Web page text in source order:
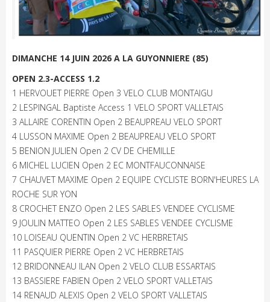
DIMANCHE 14 JUIN 2026 A LA GUYONNIERE (85)
OPEN 2.3-ACCESS 1.2
1 HERVOUET PIERRE Open 3 VELO CLUB MONTAIGU
2 LESPINGAL Baptiste Access 1 VELO SPORT VALLETAIS
3 ALLAIRE CORENTIN Open 2 BEAUPREAU VELO SPORT
4 LUSSON MAXIME Open 2 BEAUPREAU VELO SPORT
5 BENION JULIEN Open 2 CV DE CHEMILLE
6 MICHEL LUCIEN Open 2 EC MONTFAUCONNAISE
7 CHAUVET MAXIME Open 2 EQUIPE CYCLISTE BORN'HEURES LA
ROCHE SUR YON
8 CROCHET ENZO Open 2 LES SABLES VENDEE CYCLISME
9 JOULIN MATTEO Open 2 LES SABLES VENDEE CYCLISME
10 LOISEAU QUENTIN Open 2 VC HERBRETAIS
11 PASQUIER PIERRE Open 2 VC HERBRETAIS
12 BRIDONNEAU ILAN Open 2 VELO CLUB ESSARTAIS
13 BASSIERE FABIEN Open 2 VELO SPORT VALLETAIS
14 RENAUD ALEXIS Open 2 VELO SPORT VALLETAIS